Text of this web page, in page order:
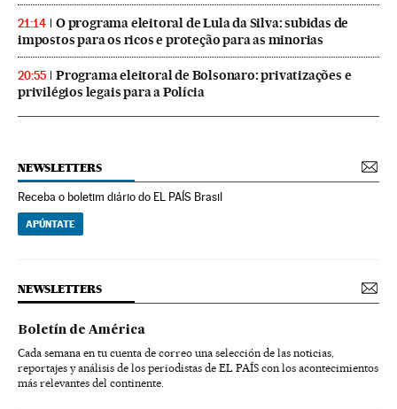
21:14
O programa eleitoral de Lula da Silva: subidas de
impostos para os ricos e proteção para as minorias
20:55
Programa eleitoral de Bolsonaro: privatizações e
privilégios legais para a Polícia
NEWSLETTERS
Receba o boletim diário do EL PAÍS Brasil
APÚNTATE
NEWSLETTERS
Boletín de América
Cada semana en tu cuenta de correo una selección de las noticias,
reportajes y análisis de los periodistas de EL PAÍS con los acontecimientos
más relevantes del continente.